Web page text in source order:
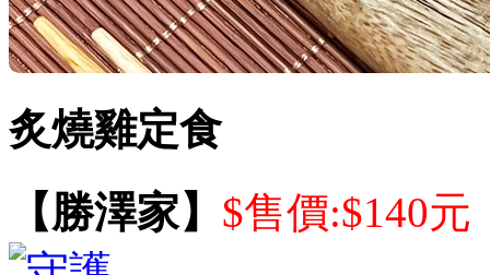
炙燒雞定食
【勝澤家】 $售價:$140元